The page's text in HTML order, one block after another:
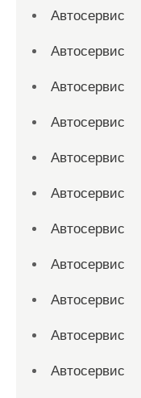
Автосервис
Автосервис
Автосервис
Автосервис
Автосервис
Автосервис
Автосервис
Автосервис
Автосервис
Автосервис
Автосервис